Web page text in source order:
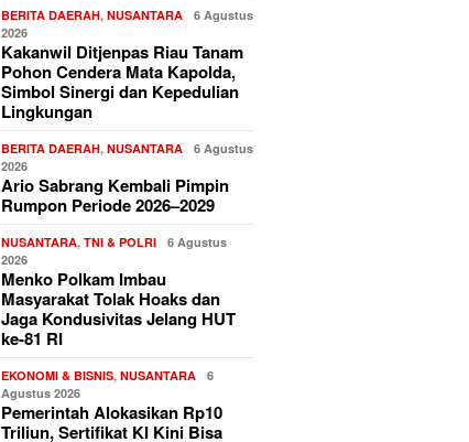
BERITA DAERAH,NUSANTARA
6 Agustus
2026
Kakanwil Ditjenpas Riau Tanam
Pohon Cendera Mata Kapolda,
Simbol Sinergi dan Kepedulian
Lingkungan
BERITA DAERAH,NUSANTARA
6 Agustus
2026
Ario Sabrang Kembali Pimpin
Rumpon Periode 2026–2029
NUSANTARA,TNI & POLRI
6 Agustus
2026
Menko Polkam Imbau
Masyarakat Tolak Hoaks dan
Jaga Kondusivitas Jelang HUT
ke-81 RI
EKONOMI & BISNIS,NUSANTARA
6
Agustus 2026
Pemerintah Alokasikan Rp10
Triliun, Sertifikat KI Kini Bisa